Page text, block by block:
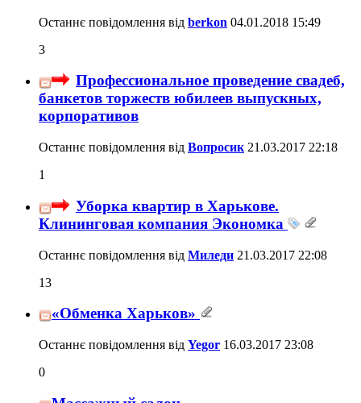
Останнє повідомлення від berkon 04.01.2018 15:49
3
Профессиональное проведение свадеб,
банкетов торжеств юбилеев выпускных,
корпоративов
Останнє повідомлення від Вопросик 21.03.2017 22:18
1
Уборка квартир в Харькове.
Клининговая компания Экономка
Останнє повідомлення від Миледи 21.03.2017 22:08
13
«Обменка Харьков»
Останнє повідомлення від Yegor 16.03.2017 23:08
0